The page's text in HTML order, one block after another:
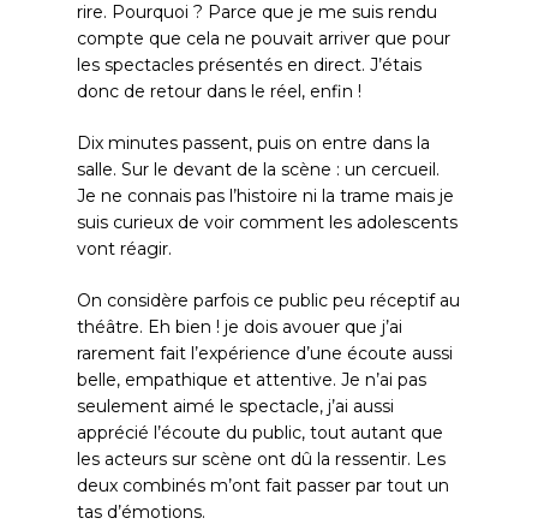
rire. Pourquoi ? Parce que je me suis rendu
compte que cela ne pouvait arriver que pour
les spectacles présentés en direct. J’étais
donc de retour dans le réel, enfin !
Dix minutes passent, puis on entre dans la
salle. Sur le devant de la scène : un cercueil.
Je ne connais pas l’histoire ni la trame mais je
suis curieux de voir comment les adolescents
vont réagir.
On considère parfois ce public peu réceptif au
théâtre. Eh bien ! je dois avouer que j’ai
rarement fait l’expérience d’une écoute aussi
belle, empathique et attentive. Je n’ai pas
seulement aimé le spectacle, j’ai aussi
apprécié l’écoute du public, tout autant que
les acteurs sur scène ont dû la ressentir. Les
deux combinés m’ont fait passer par tout un
tas d’émotions.